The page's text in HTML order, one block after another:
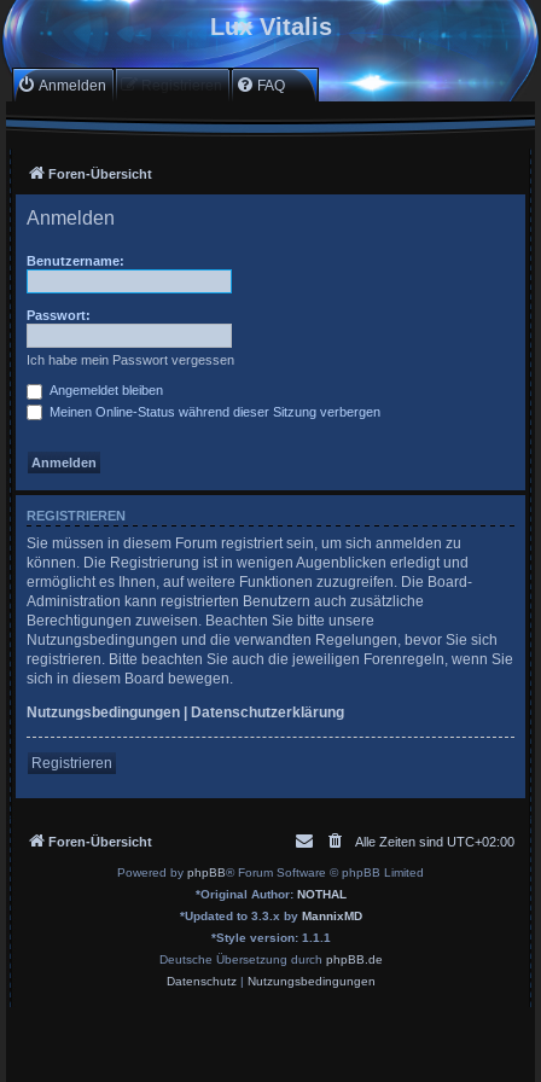
Lux Vitalis
Anmelden Registrieren FAQ
Foren-Übersicht
Anmelden
Benutzername:
Passwort:
Ich habe mein Passwort vergessen
Angemeldet bleiben
Meinen Online-Status während dieser Sitzung verbergen
REGISTRIEREN
Sie müssen in diesem Forum registriert sein, um sich anmelden zu
können. Die Registrierung ist in wenigen Augenblicken erledigt und
ermöglicht es Ihnen, auf weitere Funktionen zuzugreifen. Die Board-
Administration kann registrierten Benutzern auch zusätzliche
Berechtigungen zuweisen. Beachten Sie bitte unsere
Nutzungsbedingungen und die verwandten Regelungen, bevor Sie sich
registrieren. Bitte beachten Sie auch die jeweiligen Forenregeln, wenn Sie
sich in diesem Board bewegen.
Nutzungsbedingungen | Datenschutzerklärung
Registrieren
Foren-Übersicht Alle Zeiten sind UTC+02:00
Powered by phpBB® Forum Software © phpBB Limited
*Original Author: NOTHAL
*Updated to 3.3.x by MannixMD
*Style version: 1.1.1
Deutsche Übersetzung durch phpBB.de
Datenschutz| Nutzungsbedingungen